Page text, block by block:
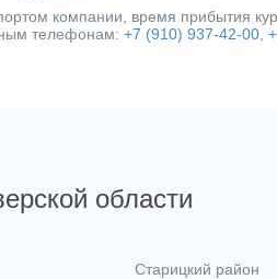
Категориякомпании, время прибытия
телефонам:+7 (910) 937-42-00 ,
области
Старицкий район